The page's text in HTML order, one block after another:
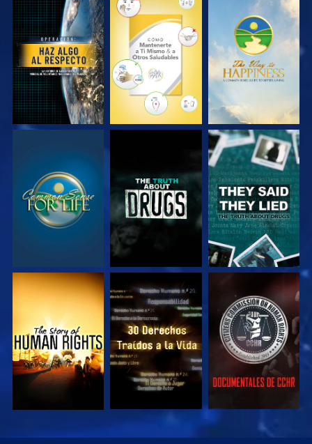
VE VE VE
VE VE
VE VE VE